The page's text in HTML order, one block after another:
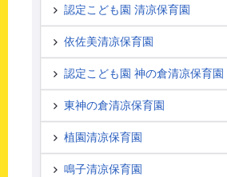
認定こども園 清凉保育園
依佐美清凉保育園
認定こども園 神の倉清凉保育園
東神の倉清凉保育園
植園清凉保育園
鳴子清凉保育園